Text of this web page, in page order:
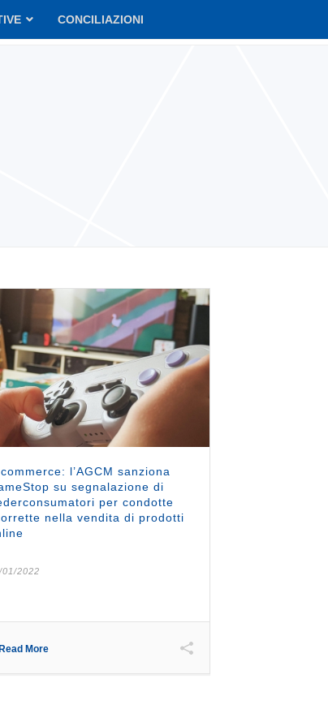
CONCILIAZIONI
l’AGCM sanziona
su segnalazione di
per condotte
nella vendita di prodotti
01/2022
More